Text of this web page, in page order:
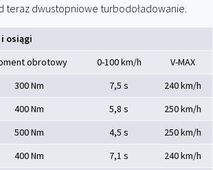
teraz dwustopniowe turbodoładowanie.
i osiągi
obrotowy 0-100 km/h
V-MAX
300 Nm 7,5 s
240 km/h
400 Nm 5,8 s
250 km/h
500 Nm 4,5 s
250 km/h
400 Nm 7,1 s
240 km/h